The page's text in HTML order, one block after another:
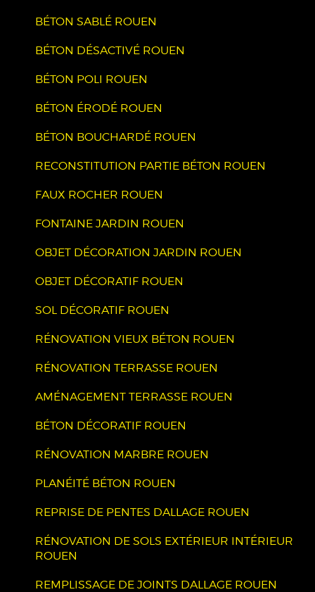
BÉTON SABLÉ ROUEN
BÉTON DÉSACTIVÉ ROUEN
BÉTON POLI ROUEN
BÉTON ÉRODÉ ROUEN
BÉTON BOUCHARDÉ ROUEN
RECONSTITUTION PARTIE BÉTON ROUEN
FAUX ROCHER ROUEN
FONTAINE JARDIN ROUEN
OBJET DÉCORATION JARDIN ROUEN
OBJET DÉCORATIF ROUEN
SOL DÉCORATIF ROUEN
RÉNOVATION VIEUX BÉTON ROUEN
RÉNOVATION TERRASSE ROUEN
AMÉNAGEMENT TERRASSE ROUEN
BÉTON DÉCORATIF ROUEN
RÉNOVATION MARBRE ROUEN
PLANÉITÉ BÉTON ROUEN
REPRISE DE PENTES DALLAGE ROUEN
RÉNOVATION DE SOLS EXTÉRIEUR INTÉRIEUR
ROUEN
REMPLISSAGE DE JOINTS DALLAGE ROUEN